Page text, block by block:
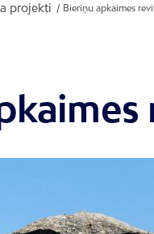
projekti / Bieriņu apkaimes